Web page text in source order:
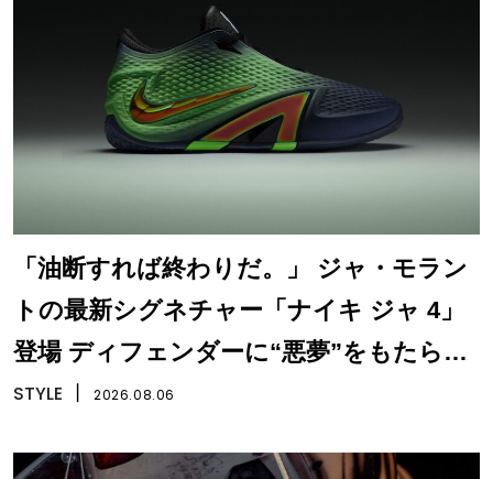
「油断すれば終わりだ。」 ジャ・モラン
トの最新シグネチャー「ナイキ ジャ 4」
登場 ディフェンダーに“悪夢”をもたらす
一足
STYLE 2026.08.06